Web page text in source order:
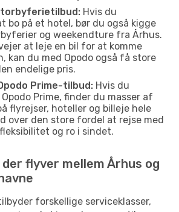
Hvis du
bo på et hotel, bør du også kigge
og weekendture fra Århus.
at leje en bil for at komme
kan du med Opodo også få store
endelige pris.
Prime-tilbud: Hvis du
Prime, finder du masser af
flyrejser, hoteller og billeje hele
over den store fordel at rejse med
og ro i sindet.
flyver mellem Århus og
forskellige serviceklasser,